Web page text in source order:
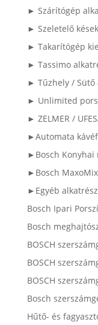
► Szárítógép
► Szeletelő kések
► Takarítógép
► Tassimo
► Tűzhely / Sütő
► Unlimited
► ZELMER /
►Automata
►Bosch Konyhai
►Bosch
►Egyéb
Bosch Ipari
Bosch
BOSCH
BOSCH
BOSCH
Bosch
Hűtő- és